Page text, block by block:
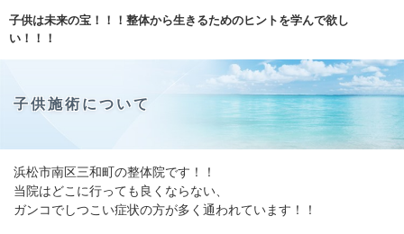
子供は未来の宝！！！整体から生きるためのヒントを学んで欲し
い！！！
子供施術について
浜松市南区三和町の整体院です！！
当院はどこに行っても良くならない、
ガンコでしつこい症状の方が多く通われています！！